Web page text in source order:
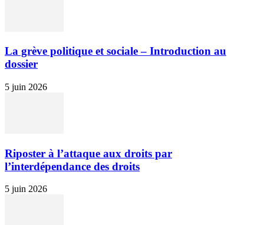
La grève politique et sociale – Introduction au
dossier
5 juin 2026
Riposter à l’attaque aux droits par
l’interdépendance des droits
5 juin 2026